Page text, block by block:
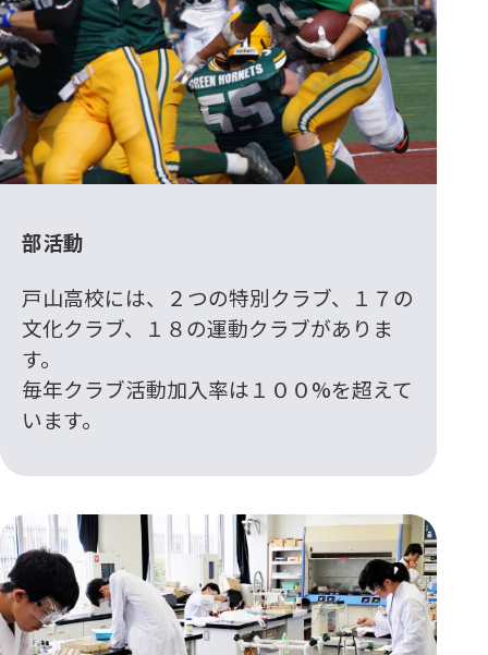
部活動
戸山高校には、２つの特別クラブ、１７の
文化クラブ、１８の運動クラブがありま
す。
毎年クラブ活動加入率は１００%を超えて
います。